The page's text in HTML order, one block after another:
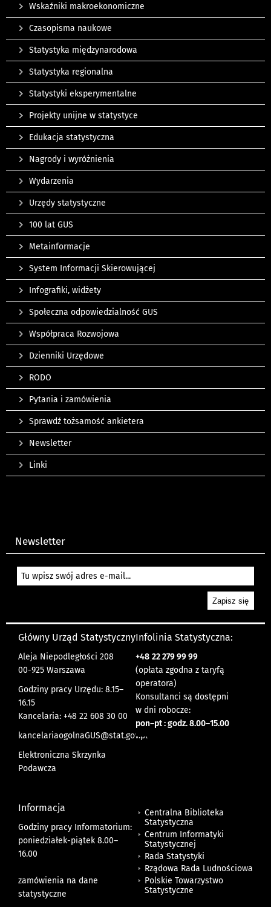
Wskaźniki makroekonomiczne
Czasopisma naukowe
Statystyka międzynarodowa
Statystyka regionalna
Statystyki eksperymentalne
Projekty unijne w statystyce
Edukacja statystyczna
Nagrody i wyróżnienia
Wydarzenia
Urzędy statystyczne
100 lat GUS
Metainformacje
System Informacji Skierowującej
Infografiki, widżety
Społeczna odpowiedzialność GUS
Współpraca Rozwojowa
Dzienniki Urzędowe
RODO
Pytania i zamówienia
Sprawdź tożsamość ankietera
Newsletter
Linki
Newsletter
Główny Urząd Statystyczny
Aleja Niepodległości 208
00-925 Warszawa
Godziny pracy Urzędu: 8.15–
16.15
Kancelaria: +48 22 608 30 00
kancelariaogolnaGUS@stat.gov.pl
Elektroniczna Skrzynka
Podawcza
Infolinia Statystyczna:
+48 22 279 99 99
(opłata zgodna z taryfą
operatora)
Konsultanci są dostępni
w dni robocze:
pon–pt : godz. 8.00–15.00
Informacja
Godziny pracy Informatorium:
poniedziałek-piątek 8.00–
16.00
zamówienia na dane
statystyczne
Centralna Biblioteka
Statystyczna
Centrum Informatyki
Statystycznej
Rada Statystyki
Rządowa Rada Ludnościowa
Polskie Towarzystwo
Statystyczne